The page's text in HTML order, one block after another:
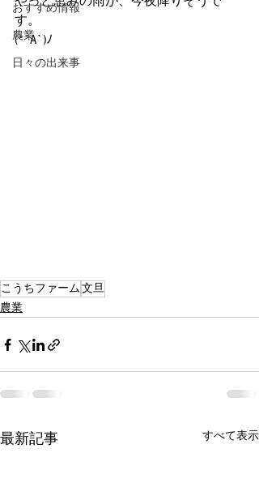
おすすめ情報
農業
日々の出来事
す。
(*´A`)ﾉ
こうちファーム文旦
農業
最新記事 すべて表示